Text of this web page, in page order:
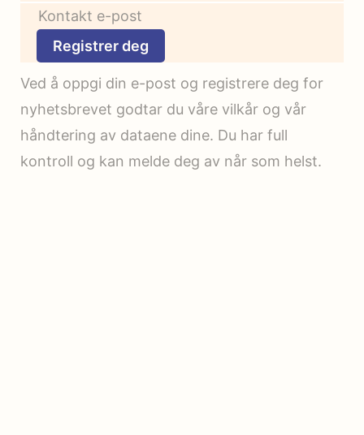
Registrer deg
Ved å oppgi din e-post og registrere deg for
nyhetsbrevet godtar du våre vilkår og vår
håndtering av dataene dine. Du har full
kontroll og kan melde deg av når som helst.